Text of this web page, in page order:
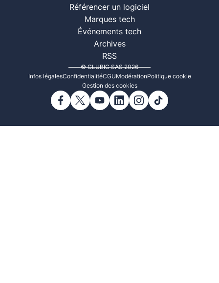
Référencer un logiciel
Marques tech
Événements tech
Archives
RSS
© CLUBIC SAS 2026
Infos légalesConfidentialitéCGUModérationPolitique cookie
Gestion des cookies